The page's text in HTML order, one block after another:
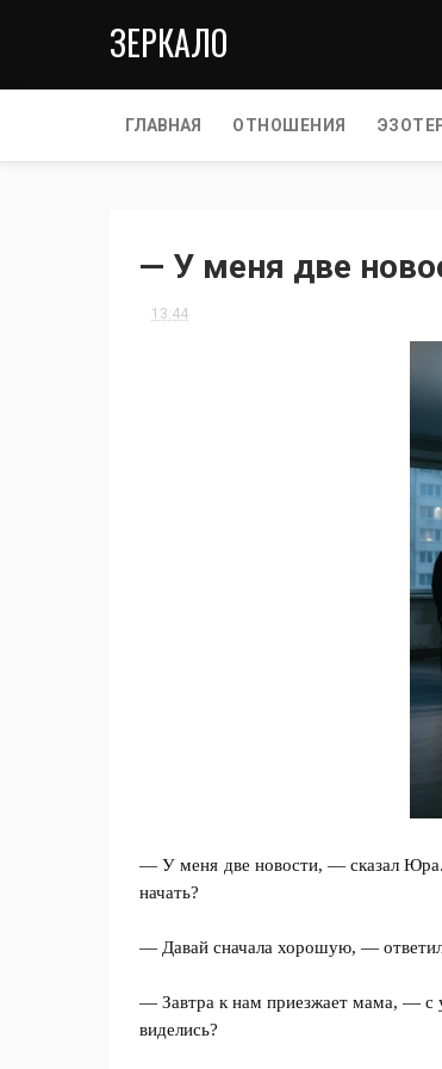
ЗЕРКАЛО
ГЛАВНАЯ ОТНОШЕНИЯ
— У меня две
13:44
— У меня две новости, — сказал
начать?
— Давай сначала хорошую, —
— Завтра к нам приезжает мама, — с
виделись?